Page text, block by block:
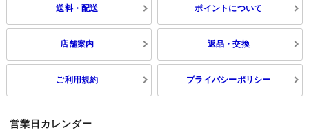
送料・配送 ポイントについて
店舗案内 返品・交換
ご利用規約 プライバシーポリシー
営業日カレンダー